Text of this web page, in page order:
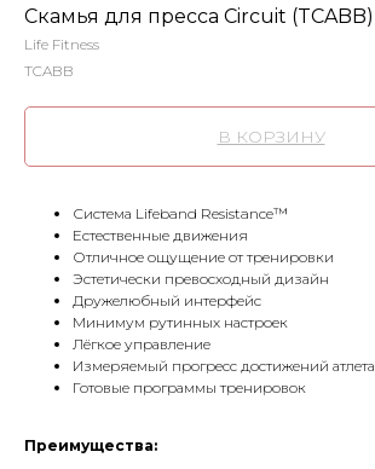
Скамья для пресса Circuit (TCABB)
Life Fitness
TCABB
В КОРЗИНУ
Система Lifeband Resistance™
Естественные движения
Отличное ощущение от тренировки
Эстетически превосходный дизайн
Дружелюбный интерфейс
Минимум рутинных настроек
Лёгкое управление
Измеряемый прогресс достижений атлета
Готовые программы тренировок
Преимущества: